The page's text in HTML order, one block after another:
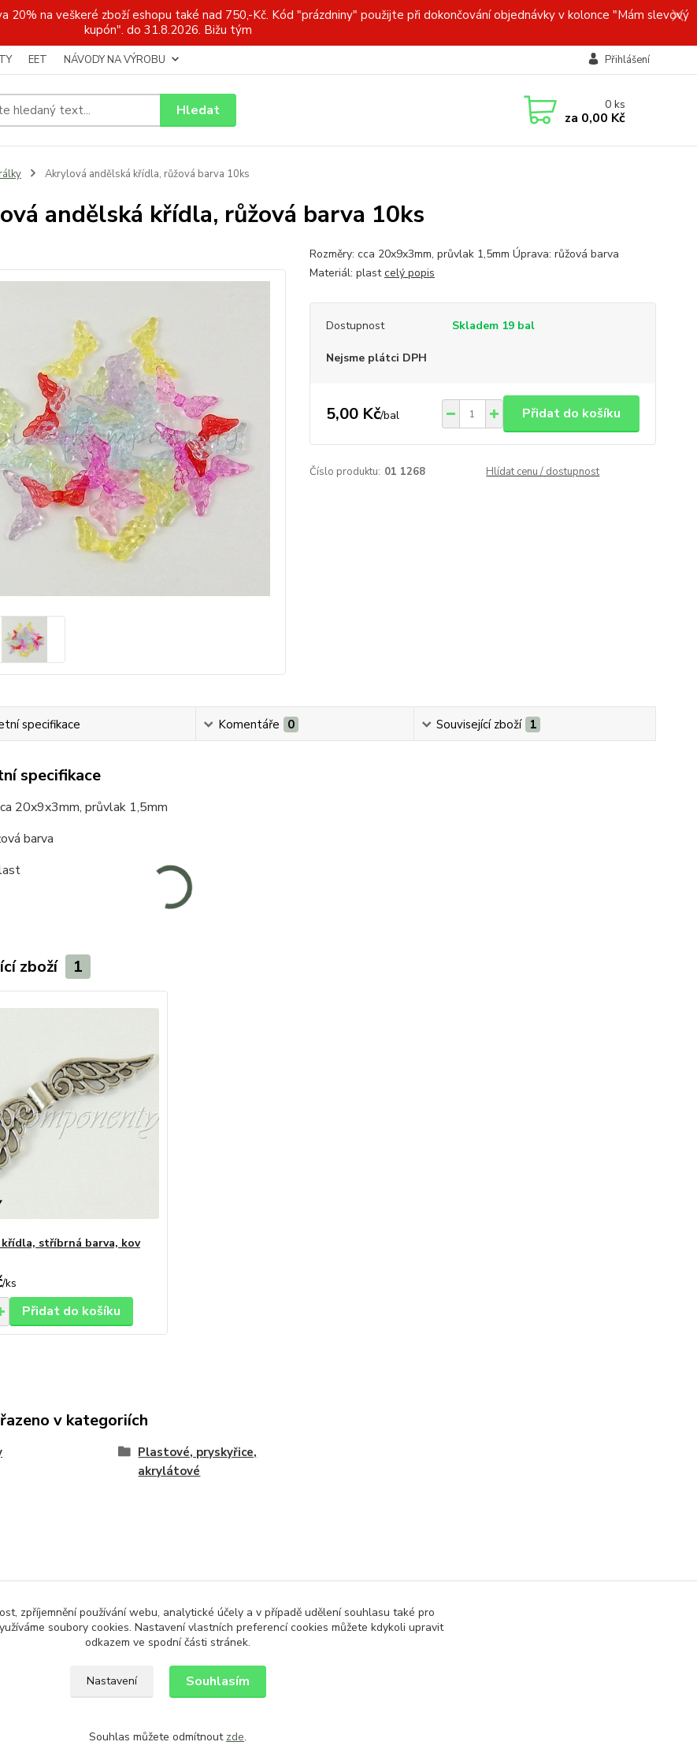
20% na veškeré zboží eshopu také nad 750,-Kč. Kód "prázdniny" použijte při dokončování objednávky v kolonce "Mám slevový
kupón". do 31.8.2026. Bižu tým
EET NÁVODY NA VÝROBU Přihlášení
Hledat 0ks
za 0,00 Kč
Akrylová andělská křídla, růžová barva 10ks
andělská křídla, růžová barva 10ks
Rozměry: cca 20x9x3mm, průvlak 1,5mm Úprava: růžová barva
Materiál: plastcelý popis
Dostupnost Skladem 19 bal
Nejsme plátci DPH
5,00 Kč/bal Přidat do košíku
Číslo produktu: 01 1268 Hlídat cenu / dostupnost
specifikace Komentáře 0 Související zboží 1
specifikace
20x9x3mm, průvlak 1,5mm
barva
zboží 1
stříbrná barva, kov
/ks
Přidat do košíku
v kategoriích
Plastové, pryskyřice,
akrylátové
zpříjemnění používání webu, analytické účely a v případě udělení souhlasu také pro
soubory cookies. Nastavení vlastních preferencí cookies můžete kdykoli upravit
odkazem ve spodní části stránek.
Nastavení Souhlasím
Souhlas můžete odmítnout zde.